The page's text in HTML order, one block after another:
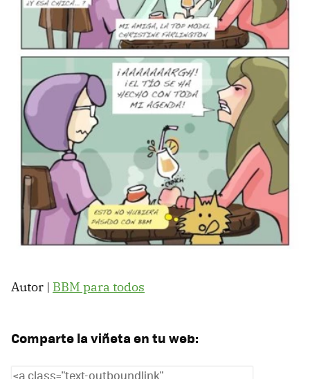
Autor | BBM para todos
Comparte la viñeta en tu web: